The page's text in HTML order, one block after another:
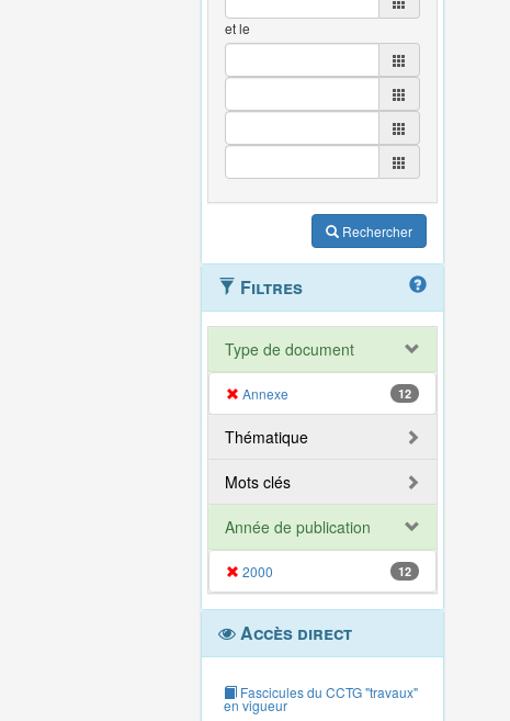
et le
Rechercher
Filtres
Type de document
Annexe 12
Thématique
Mots clés
Année de publication
2000 12
Accès direct
Fascicules du CCTG "travaux"
en vigueur